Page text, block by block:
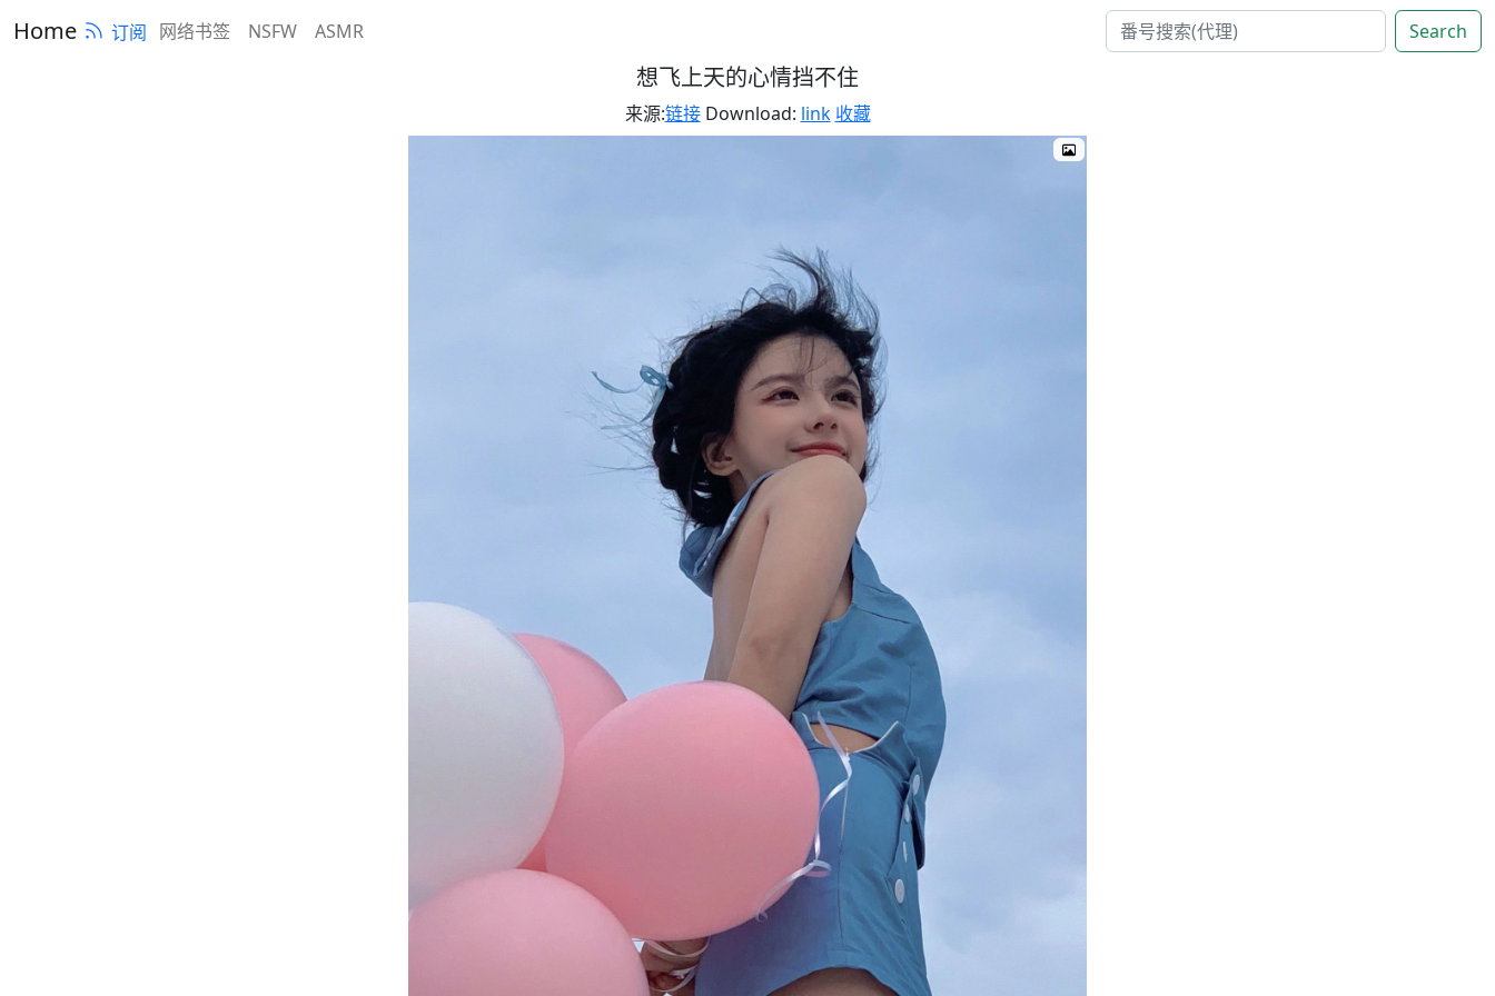
Home 订阅 网络书签 NSFW ASMR Search
想飞上天的心情挡不住
来源:链接Download: link 收藏